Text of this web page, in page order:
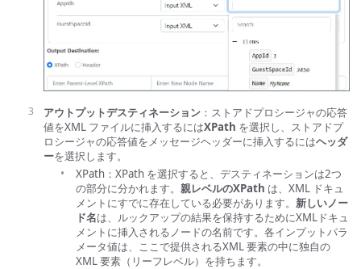
アウトプットデスティネーション ：ストアドプロシージャの応答
値をXML ファイルに挿入するにはXPath を選択し、ストアドプ
ロシージャの応答値をメッセージヘッダーに挿入するにはヘッダ
ーを選択します。
XPath：XPath を選択すると、デスティネーションは2つ
の部分に分かれます。 親レベルのXPath は、XML ドキュ
メントにすでに存在している必要があります。 新しいノー
ド名は、ルックアップの結果を保持するためにXMLドキュ
メントに挿入されるノードの名前です。各インプットパラ
メータ値は、ここで提供されるXML 要素の中に独自の
XML 要素（リーフレベル）を持ちます。